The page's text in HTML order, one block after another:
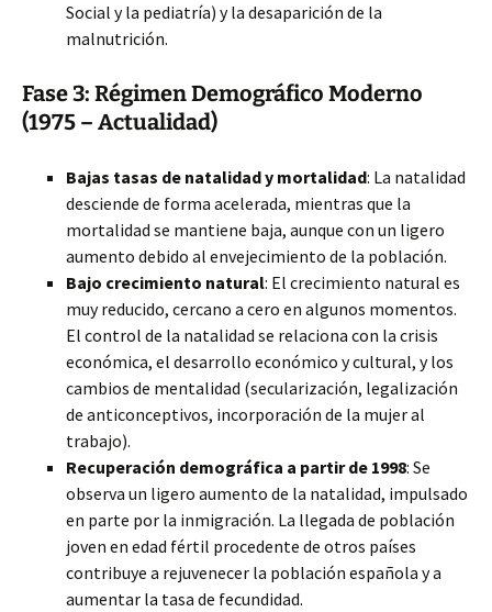
Social y la pediatría) y la desaparición de la
malnutrición.
Fase 3: Régimen Demográfico Moderno
(1975 – Actualidad)
Bajas tasas de natalidad y mortalidad: La natalidad
desciende de forma acelerada, mientras que la
mortalidad se mantiene baja, aunque con un ligero
aumento debido al envejecimiento de la población.
Bajo crecimiento natural: El crecimiento natural es
muy reducido, cercano a cero en algunos momentos.
El control de la natalidad se relaciona con la crisis
económica, el desarrollo económico y cultural, y los
cambios de mentalidad (secularización, legalización
de anticonceptivos, incorporación de la mujer al
trabajo).
Recuperación demográfica a partir de 1998: Se
observa un ligero aumento de la natalidad, impulsado
en parte por la inmigración. La llegada de población
joven en edad fértil procedente de otros países
contribuye a rejuvenecer la población española y a
aumentar la tasa de fecundidad.